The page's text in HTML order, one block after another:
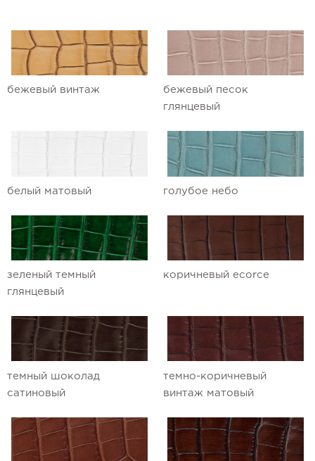
бежевый винтаж
бежевый песок
глянцевый
белый матовый голубое небо
зеленый темный
глянцевый
коричневый ecorce
темный шоколад
сатиновый
темно-коричневый
винтаж матовый
Ремешки для часов Vacheron
Constantin
Ремешки для часов Zenith